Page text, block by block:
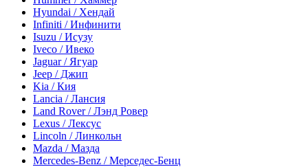
Hyundai / Хендай
Infiniti / Инфинити
Isuzu / Исузу
Iveco / Ивеко
Jaguar / Ягуар
Jeep / Джип
Kia / Кия
Lancia / Лансия
Land Rover / Лэнд Ровер
Lexus / Лексус
Lincoln / Линкольн
Mazda / Мазда
Mercedes-Benz / Мерседес-Бенц